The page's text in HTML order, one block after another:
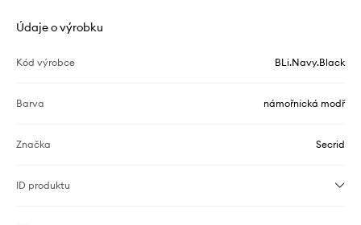
Údaje o výrobku
Kód výrobce BLi.Navy.Black
Barva námořnická modř
Značka Secrid
ID produktu